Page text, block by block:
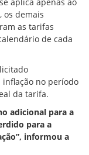
os demais
as tarifas
de cada
inflação no período
da tarifa.
adicional para a
para a
informou a